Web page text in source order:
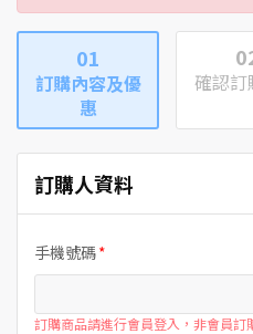
01
訂購內容及優
惠
確認訂
訂購人資料
手機號碼
訂購商品請進行會員登入，非會員訂